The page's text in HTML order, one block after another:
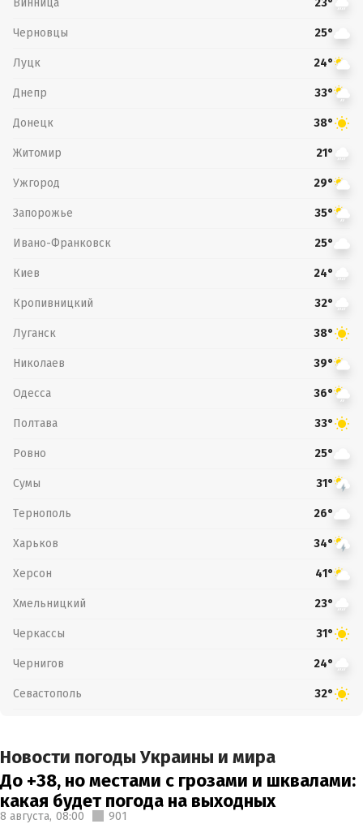
23°
Черновцы 25°
Луцк 24°
Днепр 33°
Донецк 38°
Житомир 21°
Ужгород 29°
Запорожье 35°
Ивано-Франковск 25°
Киев 24°
Кропивницкий 32°
Луганск 38°
Николаев 39°
Одесса 36°
Полтава 33°
Ровно 25°
Сумы 31°
Тернополь 26°
Харьков 34°
Херсон 41°
Хмельницкий 23°
Черкассы 31°
Чернигов 24°
Севастополь 32°
Новости погоды Украины и мира
До +38, но местами с грозами и шквалами:
какая будет погода на выходных
8 августа, 08:00 901